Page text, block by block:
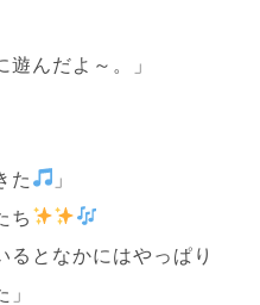
遊んだよ～。」
た
」
ち
るとなかにはやっぱり